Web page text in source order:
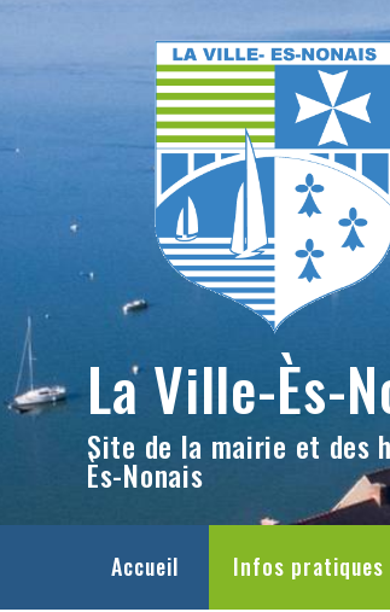
La Ville-Ès-
Site de la mairie et des
Ès-Nonais
Accueil Infos pratiques